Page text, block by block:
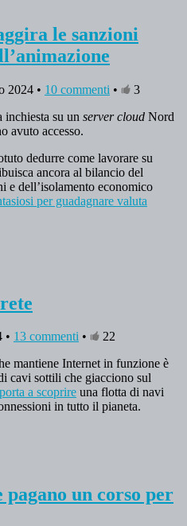
le sanzioni
2024 • 10 commenti •
3
su un server cloud Nord
avuto accesso.
dedurre come lavorare su
ancora al bilancio del
e dell’isolamento economico
per guadagnare valuta
• 13 commenti •
22
mantiene Internet in funzione è
cavi sottili che giacciono sul
a scoprire una flotta di navi
in tutto il pianeta.
un corso per